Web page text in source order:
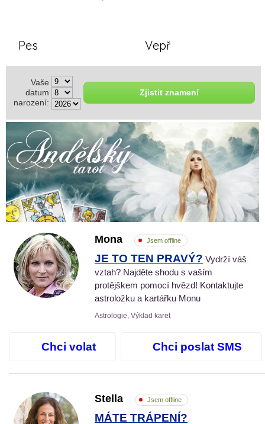
Pes Vepř
Vaše
datum
narození:
Mona Jsem offline
JE TO TEN PRAVÝ? Vydrží váš
vztah? Najděte shodu s vaším
protějškem pomocí hvězd! Kontaktujte
astroložku a kartářku Monu
Astrologie, Výklad karet
Chci volat Chci poslat SMS
Stella Jsem offline
MÁTE TRÁPENÍ?